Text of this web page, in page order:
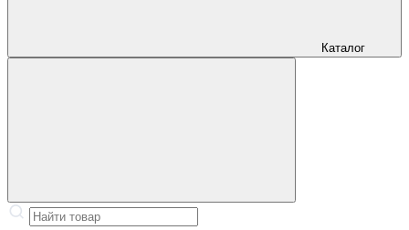
Каталог